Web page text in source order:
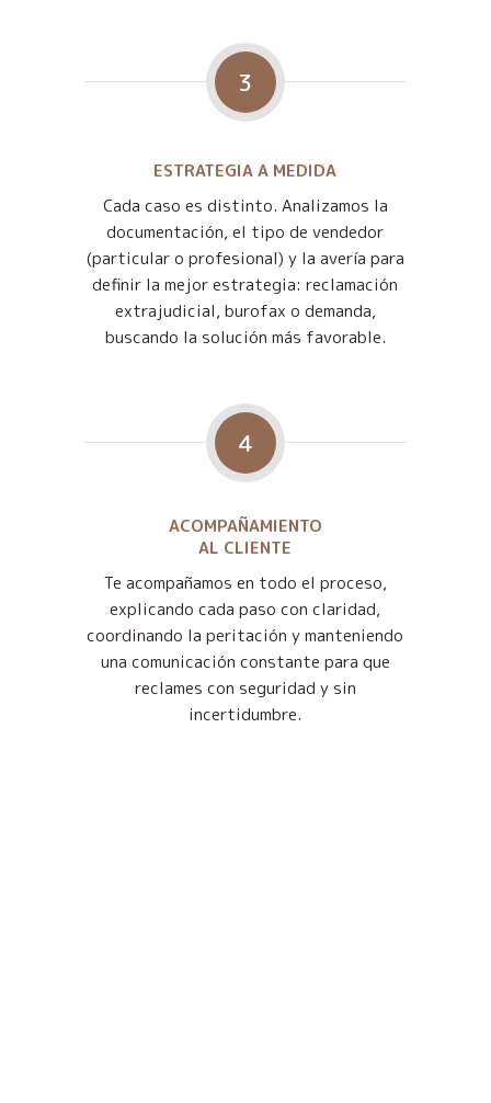
3
ESTRATEGIA A MEDIDA
Cada caso es distinto. Analizamos la
documentación, el tipo de vendedor
(particular o profesional) y la avería para
definir la mejor estrategia: reclamación
extrajudicial, burofax o demanda,
buscando la solución más favorable.
4
ACOMPAÑAMIENTO
AL CLIENTE
Te acompañamos en todo el proceso,
explicando cada paso con claridad,
coordinando la peritación y manteniendo
una comunicación constante para que
reclames con seguridad y sin
incertidumbre.